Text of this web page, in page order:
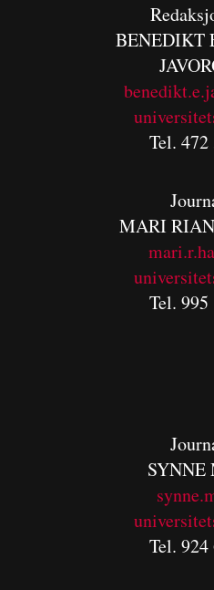
BENEDIKT
Tel.
MARI
Tel. 995
Tel. 924